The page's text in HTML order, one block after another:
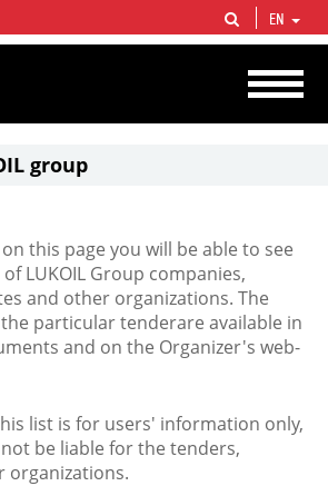
oil & gas vertical integrated companies in the world
production and circa 1% of proved hydrocarbon
EN
group
this page you will be able to see
LUKOIL Group companies,
and other organizations. The
particular tenderare available in
and on the Organizer's web-
list is for users' information only,
not be liable for the tenders,
organizations.